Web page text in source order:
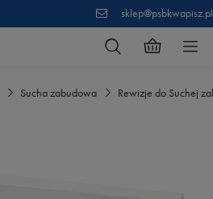
sklep@psbkwapisz.pl
Sucha zabudowa Rewizje do Suchej